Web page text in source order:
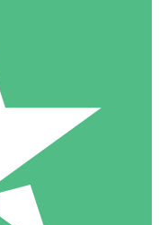
Sin compromiso